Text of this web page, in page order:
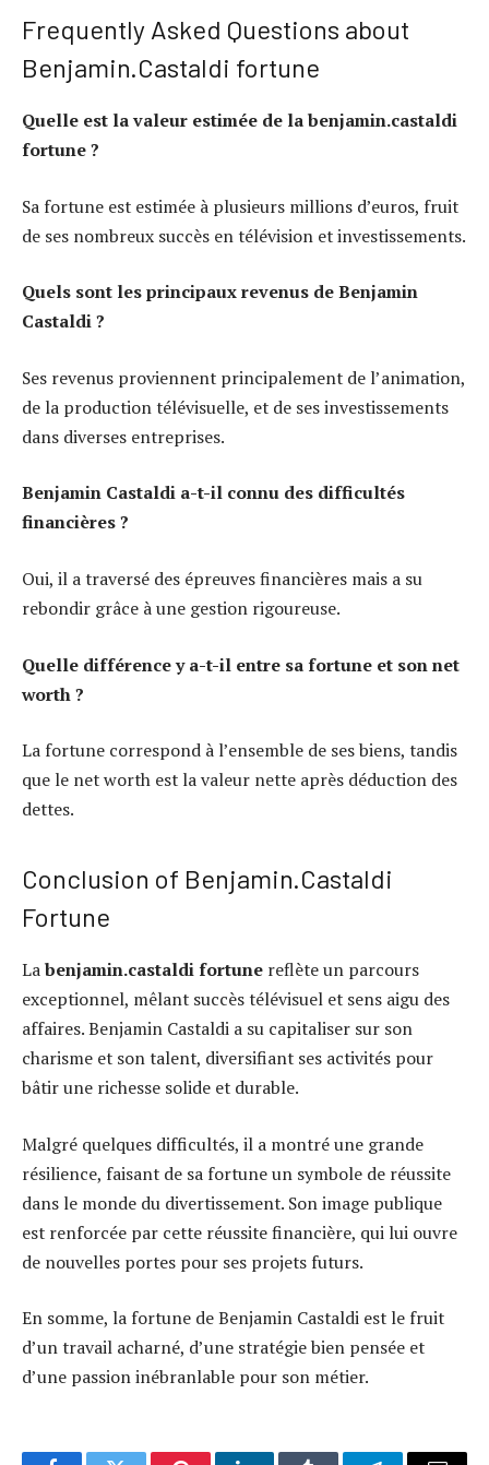
Frequently Asked Questions about
Benjamin.Castaldi fortune
Quelle est la valeur estimée de la benjamin.castaldi
fortune ?
Sa fortune est estimée à plusieurs millions d’euros, fruit
de ses nombreux succès en télévision et investissements.
Quels sont les principaux revenus de Benjamin
Castaldi ?
Ses revenus proviennent principalement de l’animation,
de la production télévisuelle, et de ses investissements
dans diverses entreprises.
Benjamin Castaldi a-t-il connu des difficultés
financières ?
Oui, il a traversé des épreuves financières mais a su
rebondir grâce à une gestion rigoureuse.
Quelle différence y a-t-il entre sa fortune et son net
worth ?
La fortune correspond à l’ensemble de ses biens, tandis
que le net worth est la valeur nette après déduction des
dettes.
Conclusion of Benjamin.Castaldi
Fortune
Labenjamin.castaldi fortune reflète un parcours
exceptionnel, mêlant succès télévisuel et sens aigu des
affaires. Benjamin Castaldi a su capitaliser sur son
charisme et son talent, diversifiant ses activités pour
bâtir une richesse solide et durable.
Malgré quelques difficultés, il a montré une grande
résilience, faisant de sa fortune un symbole de réussite
dans le monde du divertissement. Son image publique
est renforcée par cette réussite financière, qui lui ouvre
de nouvelles portes pour ses projets futurs.
En somme, la fortune de Benjamin Castaldi est le fruit
d’un travail acharné, d’une stratégie bien pensée et
d’une passion inébranlable pour son métier.